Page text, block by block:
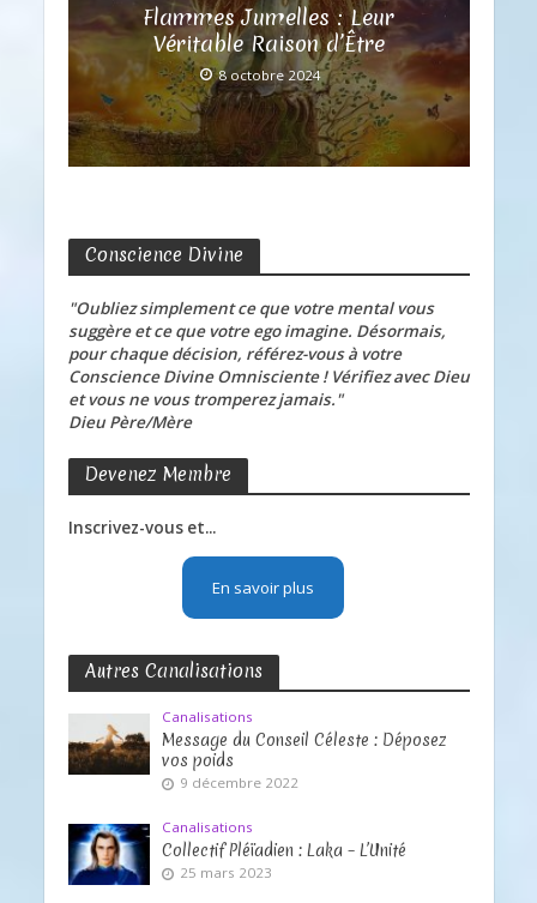
Flammes Jumelles : Leur
Véritable Raison d’Être
8 octobre 2024
Conscience Divine
"Oubliez simplement ce que votre mental vous
suggère et ce que votre ego imagine. Désormais,
pour chaque décision, référez-vous à votre
Conscience Divine Omnisciente ! Vérifiez avec Dieu
et vous ne vous tromperez jamais."
Dieu Père/Mère
Devenez Membre
Inscrivez-vous et...
En savoir plus
Autres Canalisations
Canalisations
Message du Conseil Céleste : Déposez
vos poids
9 décembre 2022
Canalisations
Collectif Pléïadien : Laka – L’Unité
25 mars 2023